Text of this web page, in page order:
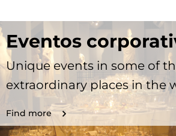
Eventos
Unique events in some of
extraordinary places in the
Find more